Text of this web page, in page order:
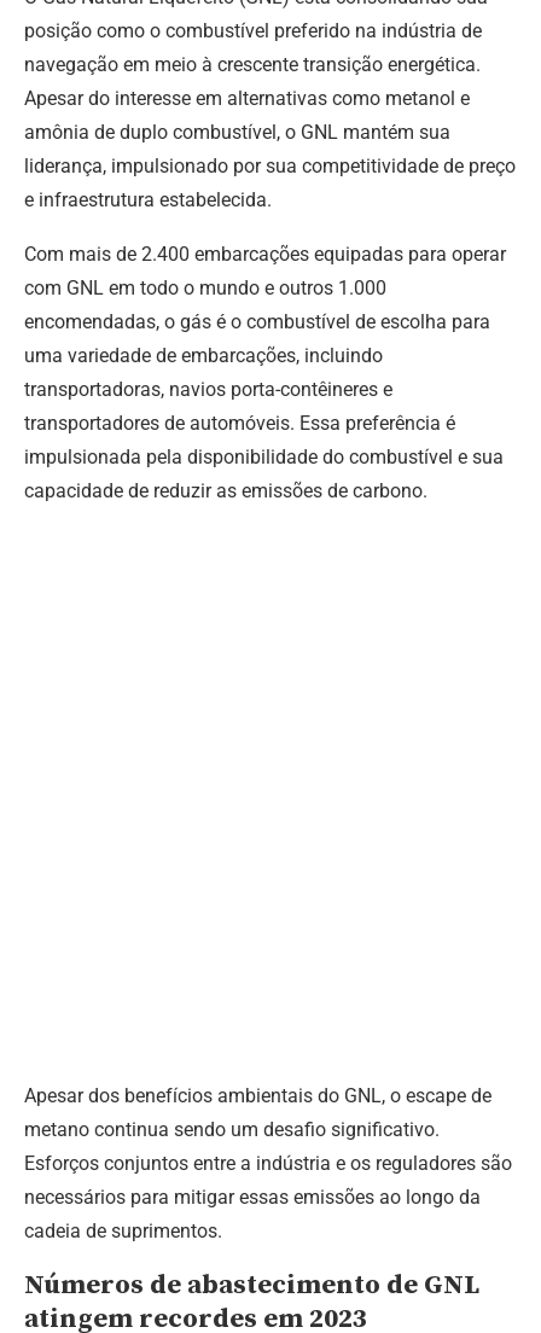
posição como o combustível preferido na indústria de
navegação em meio à crescente transição energética.
Apesar do interesse em alternativas como metanol e
amônia de duplo combustível, o GNL mantém sua
liderança, impulsionado por sua competitividade de preço
e infraestrutura estabelecida.
Com mais de 2.400 embarcações equipadas para operar
com GNL em todo o mundo e outros 1.000
encomendadas, o gás é o combustível de escolha para
uma variedade de embarcações, incluindo
transportadoras, navios porta-contêineres e
transportadores de automóveis. Essa preferência é
impulsionada pela disponibilidade do combustível e sua
capacidade de reduzir as emissões de carbono.
Apesar dos benefícios ambientais do GNL, o escape de
metano continua sendo um desafio significativo.
Esforços conjuntos entre a indústria e os reguladores são
necessários para mitigar essas emissões ao longo da
cadeia de suprimentos.
Números de abastecimento de GNL
atingem recordes em 2023